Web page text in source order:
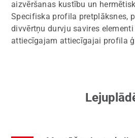
aizvēršanas kustību un
Specifiska profila pretplāksnes,
divvērtņu durvju savires
attiecīgajam attiecīgajai profila